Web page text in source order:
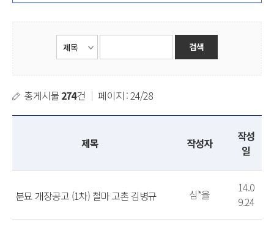
총게시물 274건 ｜ 페이지 : 24/28
제목 작성자
작성
일
분묘 개장공고 (1차) 철마 고촌 김병규 심*율
14.0
9.24